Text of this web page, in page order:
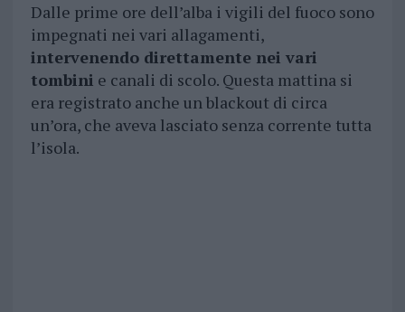
Dalle prime ore dell’alba i vigili del fuoco sono
impegnati nei vari allagamenti,
intervenendo direttamente nei vari
tombini e canali di scolo. Questa mattina si
era registrato anche un blackout di circa
un’ora, che aveva lasciato senza corrente tutta
l’isola.